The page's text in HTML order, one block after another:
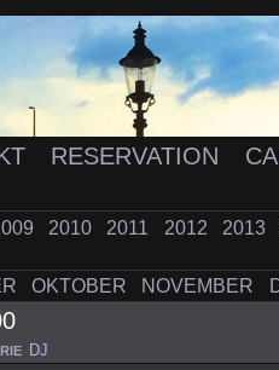
RESERVATION
2010 2011 2012 2013
OKTOBER NOVEMBER
DJ